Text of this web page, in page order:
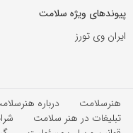
پیوندهای ویژه سلامت
ایران وی تورز
هنرسلامت درباره
تبلیغات در هنر سلامت